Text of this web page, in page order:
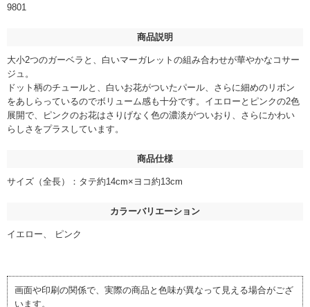
9801
商品説明
大小2つのガーベラと、白いマーガレットの組み合わせが華やかなコサー
ジュ。
ドット柄のチュールと、白いお花がついたパール、さらに細めのリボン
をあしらっているのでボリューム感も十分です。イエローとピンクの2色
展開で、ピンクのお花はさりげなく色の濃淡がついおり、さらにかわい
らしさをプラスしています。
商品仕様
サイズ（全長）：タテ約14cm×ヨコ約13cm
カラーバリエーション
イエロー、 ピンク
画面や印刷の関係で、実際の商品と色味が異なって見える場合がござ
います。